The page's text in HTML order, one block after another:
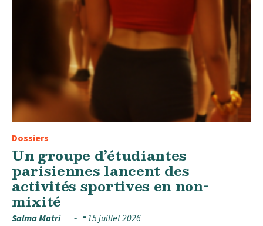
Dossiers
Un groupe d’étudiantes
parisiennes lancent des
activités sportives en non-
mixité
Salma Matri 15 juillet 2026